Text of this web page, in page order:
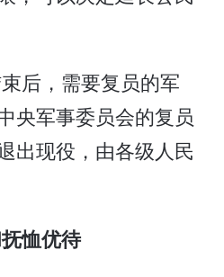
后，需要复员的军
央军事委员会的复员
出现役，由各级人民
恤优待